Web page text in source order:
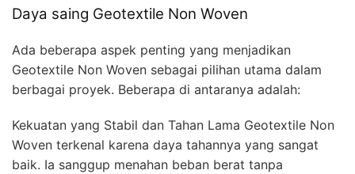
Daya saing Geotextile Non Woven
Ada beberapa aspek penting yang menjadikan
Geotextile Non Woven sebagai pilihan utama dalam
berbagai proyek. Beberapa di antaranya adalah:
Kekuatan yang Stabil dan Tahan Lama Geotextile Non
Woven terkenal karena daya tahannya yang sangat
baik. Ia sanggup menahan beban berat tanpa